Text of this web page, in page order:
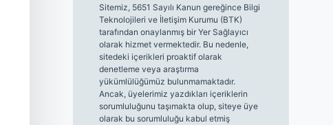
Sitemiz, 5651 Sayılı Kanun gereğince Bilgi
Teknolojileri ve İletişim Kurumu (BTK)
tarafından onaylanmış bir Yer Sağlayıcı
olarak hizmet vermektedir. Bu nedenle,
sitedeki içerikleri proaktif olarak
denetleme veya araştırma
yükümlülüğümüz bulunmamaktadır.
Ancak, üyelerimiz yazdıkları içeriklerin
sorumluluğunu taşımakta olup, siteye üye
olarak bu sorumluluğu kabul etmiş